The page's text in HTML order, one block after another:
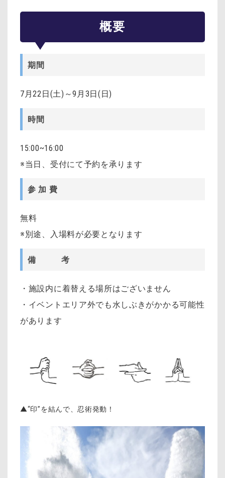
概要
期間
7月22日(土)～9月3日(日)
時間
15:00~16:00
※当日、受付にて予約を承ります
参 加 費
無料
※別途、入場料が必要となります
備 考
・施設内に着替える場所はございません
・イベントエリア外でも水しぶきがかかる可能性
があります
▲“印”を結んで、忍術発動！